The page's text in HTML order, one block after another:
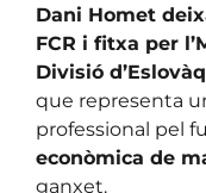
Dani Homet
FCR i fitxa per
Divisió
que representa
professional pel
econòmica de
ganxet.